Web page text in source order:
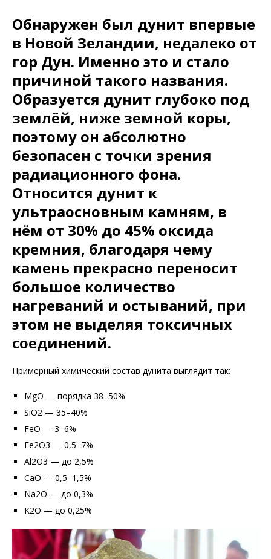
Обнаружен был дунит впервые
в Новой Зеландии, недалеко от
гор Дун. Именно это и стало
причиной такого названия.
Образуется дунит глубоко под
землёй, ниже земной коры,
поэтому он абсолютно
безопасен с точки зрения
радиационного фона.
Относится дунит к
ультраосновным камням, в
нём от 30% до 45% оксида
кремния, благодаря чему
камень прекрасно переносит
большое количество
нагреваний и остываний, при
этом не выделяя токсичных
соединений.
Примерный химический состав дунита выглядит так:
MgO — порядка 38–50%
SiO2 — 35–40%
FeO — 3–6%
Fe2O3 — 0,5–7%
Al2O3 — до 2,5%
CaO — 0,5–1,5%
Na2O — до 0,3%
К2О — до 0,25%